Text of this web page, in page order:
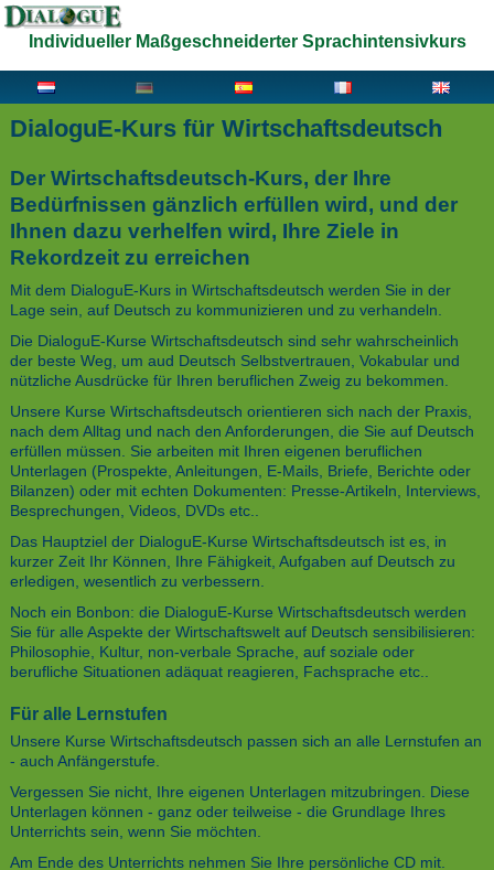
Individueller Maßgeschneiderter Sprachintensivkurs
DialoguE-Kurs für Wirtschaftsdeutsch
Der Wirtschaftsdeutsch-Kurs, der Ihre
Bedürfnissen gänzlich erfüllen wird, und der
Ihnen dazu verhelfen wird, Ihre Ziele in
Rekordzeit zu erreichen
Mit dem DialoguE-Kurs in Wirtschaftsdeutsch werden Sie in der
Lage sein, auf Deutsch zu kommunizieren und zu verhandeln.
Die DialoguE-Kurse Wirtschaftsdeutsch sind sehr wahrscheinlich
der beste Weg, um aud Deutsch Selbstvertrauen, Vokabular und
nützliche Ausdrücke für Ihren beruflichen Zweig zu bekommen.
Unsere Kurse Wirtschaftsdeutsch orientieren sich nach der Praxis,
nach dem Alltag und nach den Anforderungen, die Sie auf Deutsch
erfüllen müssen. Sie arbeiten mit Ihren eigenen beruflichen
Unterlagen (Prospekte, Anleitungen, E-Mails, Briefe, Berichte oder
Bilanzen) oder mit echten Dokumenten: Presse-Artikeln, Interviews,
Besprechungen, Videos, DVDs etc..
Das Hauptziel der DialoguE-Kurse Wirtschaftsdeutsch ist es, in
kurzer Zeit Ihr Können, Ihre Fähigkeit, Aufgaben auf Deutsch zu
erledigen, wesentlich zu verbessern.
Noch ein Bonbon: die DialoguE-Kurse Wirtschaftsdeutsch werden
Sie für alle Aspekte der Wirtschaftswelt auf Deutsch sensibilisieren:
Philosophie, Kultur, non-verbale Sprache, auf soziale oder
berufliche Situationen adäquat reagieren, Fachsprache etc..
Für alle Lernstufen
Unsere Kurse Wirtschaftsdeutsch passen sich an alle Lernstufen an
- auch Anfängerstufe.
Vergessen Sie nicht, Ihre eigenen Unterlagen mitzubringen. Diese
Unterlagen können - ganz oder teilweise - die Grundlage Ihres
Unterrichts sein, wenn Sie möchten.
Am Ende des Unterrichts nehmen Sie Ihre persönliche CD mit.